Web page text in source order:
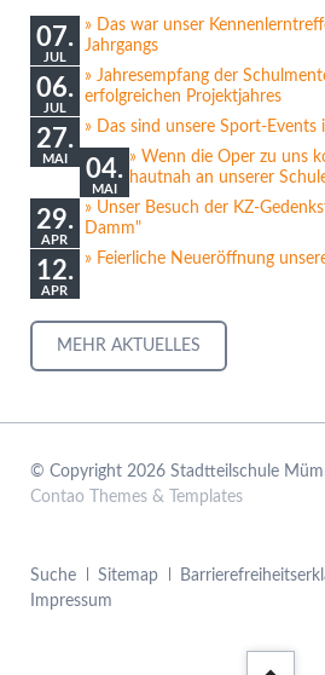
07.
JUL
Das war unser
Jahrgangs
06.
JUL
Jahresempfang der
erfolgreichen Projektjahres
27.
MAI
Das sind unsere Sport-Events
04.
MAI
Wenn die Oper zu uns
hautnah an unserer
29.
APR
Unser Besuch der KZ-
Damm"
12.
APR
Feierliche Neueröffnung
MEHR AKTUELLES
© Copyright 2026 Stadtteilschule
Contao Themes & Templates
Navigation
überspringen
Suche Sitemap
Impressum